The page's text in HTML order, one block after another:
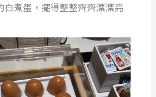
白煮蛋，擺得整整齊齊漂漂亮